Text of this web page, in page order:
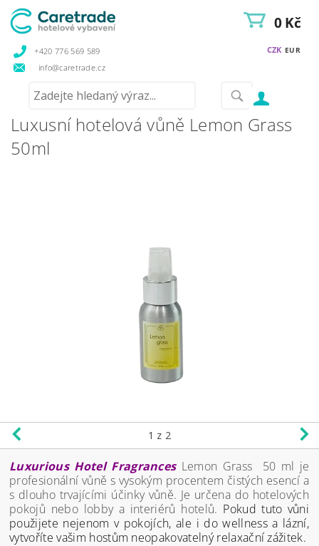
+420 776 569 589
info@caretrade.cz
CZK EUR
0 Kč
Luxusní hotelová vůně Lemon Grass
50ml
1 z 2
Luxurious Hotel FragrancesLemon Grass 50 ml je
profesionální vůně s vysokým procentem čistých esencí a
s dlouho trvajícími účinky vůně. Je určena do hotelových
pokojů nebo lobby a interiérů hotelů. Pokud tuto vůni
použijete nejenom v pokojích, ale i do wellness a lázní,
vytvoříte vašim hostům neopakovatelný relaxační zážitek.